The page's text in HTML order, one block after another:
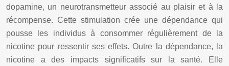
dopamine, un neurotransmetteur associé au plaisir et à la
récompense. Cette stimulation crée une dépendance qui
pousse les individus à consommer régulièrement de la
nicotine pour ressentir ses effets. Outre la dépendance, la
nicotine a des impacts significatifs sur la santé. Elle